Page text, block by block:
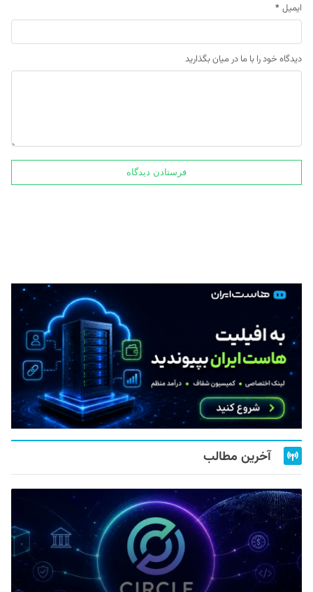
ایمیل *
دیدگاه خود را با ما در میان بگذارید
آخرین مطالب